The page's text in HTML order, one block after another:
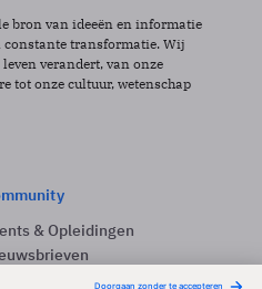
bron van ideeën en informatie
constante transformatie. Wij
verandert, van onze
tot onze cultuur, wetenschap
& Opleidingen